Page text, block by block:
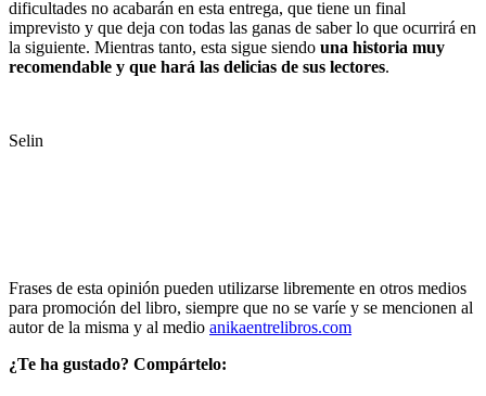
dificultades no acabarán en esta entrega, que tiene un final
imprevisto y que deja con todas las ganas de saber lo que ocurrirá en
la siguiente. Mientras tanto, esta sigue siendo una historia muy
recomendable y que hará las delicias de sus lectores.
Selin
Frases de esta opinión pueden utilizarse libremente en otros medios
para promoción del libro, siempre que no se varíe y se mencionen al
autor de la misma y al medio anikaentrelibros.com
¿Te ha gustado? Compártelo: